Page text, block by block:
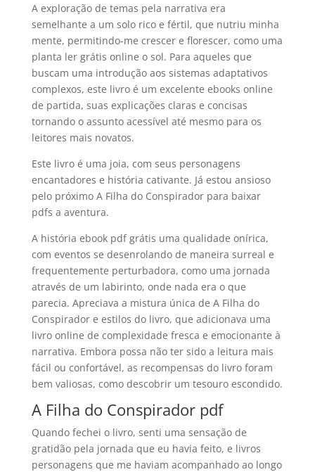
A exploração de temas pela narrativa era
semelhante a um solo rico e fértil, que nutriu minha
mente, permitindo-me crescer e florescer, como uma
planta ler grátis online o sol. Para aqueles que
buscam uma introdução aos sistemas adaptativos
complexos, este livro é um excelente ebooks online
de partida, suas explicações claras e concisas
tornando o assunto acessível até mesmo para os
leitores mais novatos.
Este livro é uma joia, com seus personagens
encantadores e história cativante. Já estou ansioso
pelo próximo A Filha do Conspirador para baixar
pdfs a aventura.
A história ebook pdf grátis uma qualidade onírica,
com eventos se desenrolando de maneira surreal e
frequentemente perturbadora, como uma jornada
através de um labirinto, onde nada era o que
parecia. Apreciava a mistura única de A Filha do
Conspirador e estilos do livro, que adicionava uma
livro online de complexidade fresca e emocionante à
narrativa. Embora possa não ter sido a leitura mais
fácil ou confortável, as recompensas do livro foram
bem valiosas, como descobrir um tesouro escondido.
A Filha do Conspirador pdf
Quando fechei o livro, senti uma sensação de
gratidão pela jornada que eu havia feito, e livros
personagens que me haviam acompanhado ao longo